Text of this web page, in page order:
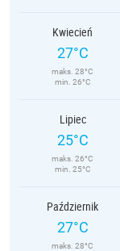
Kwiecień
27°C
maks. 28°C
min. 26°C
Lipiec
25°C
maks. 26°C
min. 25°C
Październik
27°C
maks. 28°C